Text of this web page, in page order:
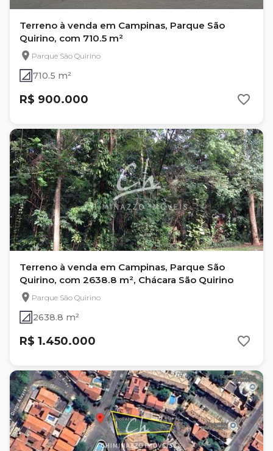
Terreno à venda em Campinas, Parque São
Quirino, com 710.5 m²
Parque São Quirino
710.5 m²
R$ 900.000
Terreno à venda em Campinas, Parque São
Quirino, com 2638.8 m², Chácara São Quirino
Parque São Quirino
2638.8 m²
R$ 1.450.000